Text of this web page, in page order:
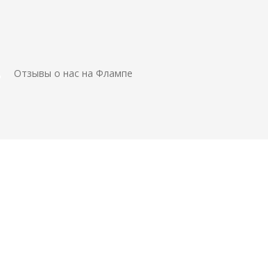
Отзывы о нас на Флампе